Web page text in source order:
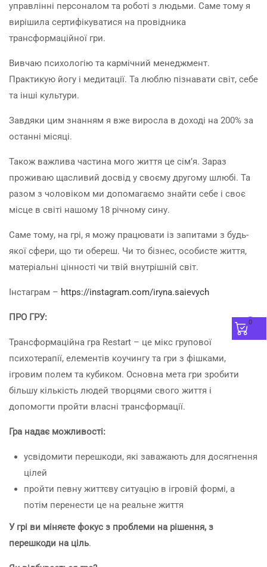
управлінні персоналом та роботі з людьми. Саме тому я
вирішила сертифікуватися на провідника
трансформаційної гри.
Вивчаю психологію та кармічний менеджмент.
Практикую йогу і медитації. Та люблю пізнавати світ, себе
та інші культури.
Завдяки цим знанням я вже виросла в доході на 200% за
останні місяці.
Також важлива частина мого життя це сім’я. Зараз
проживаю щасливий досвід у своєму другому шлюбі. Та
разом з чоловіком ми допомагаємо знайти себе і своє
місце в світі нашому 18 річному сину.
Саме тому, на грі, я можу працювати із запитами з будь-
якої сфери, що ти обереш. Чи то бізнес, особисте життя,
матеріальні цінності чи твій внутрішній світ.
Інстаграм – https://instagram.com/iryna.saievych
ПРО ГРУ:
Трансформаційна гра Restart – це мікс групової
психотерапії, елементів коучингу та гри з фішками,
ігровим полем та кубиком. Основна мета гри зробити
більшу кількість людей творцями свого життя і
допомогти пройти власні трансформації.
Гра надає можливості:
усвідомити перешкоди, які заважають для досягнення
цілей
пройти певну життєву ситуацію в ігровій формі, а
потім перенести це на реальне життя
У грі ви міняєте фокус з проблеми на рішення, з
перешкоди на ціль.
0